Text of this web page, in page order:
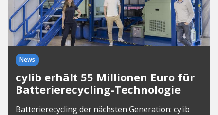
News
cylib erhält 55 Millionen Euro für
Batterierecycling-Technologie
Batterierecycling der nächsten Generation: cylib